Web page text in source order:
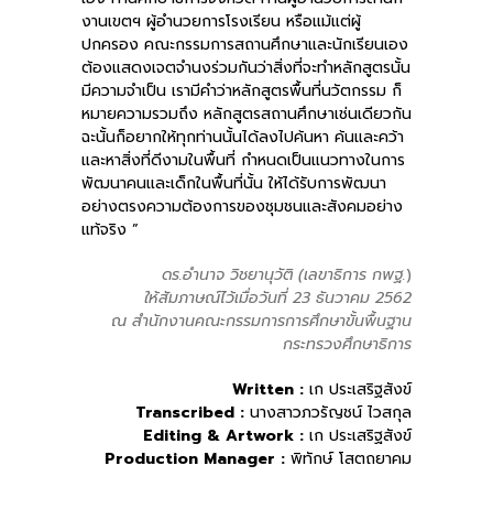
งานเขตฯ ผู้อำนวยการโรงเรียน หรือแม้แต่ผู้
ปกครอง คณะกรรมการสถานศึกษาและนักเรียนเอง
ต้องแสดงเจตจำนงร่วมกันว่าสิ่งที่จะทำหลักสูตรนั้น
มีความจำเป็น เรามีคำว่าหลักสูตรพื้นที่นวัตกรรม ก็
หมายความรวมถึง หลักสูตรสถานศึกษาเช่นเดียวกัน
ฉะนั้นก็อยากให้ทุกท่านนั้นได้ลงไปค้นหา ค้นและคว้า
และหาสิ่งที่ดีงามในพื้นที่ กำหนดเป็นแนวทางในการ
พัฒนาคนและเด็กในพื้นที่นั้น ให้ได้รับการพัฒนา
อย่างตรงความต้องการของชุมชนและสังคมอย่าง
แท้จริง ”
ดร.อำนาจ วิชยานุวัติ (เลขาธิการ กพฐ.)
ให้สัมภาษณ์ไว้เมื่อวันที่ 23 ธันวาคม 2562
ณ สำนักงานคณะกรรมการการศึกษาขั้นพื้นฐาน
กระทรวงศึกษาธิการ
Written : เก ประเสริฐสังข์
Transcribed : นางสาวภวรัญชน์ ไวสกุล
Editing & Artwork : เก ประเสริฐสังข์
Production Manager : พิทักษ์ โสตถยาคม